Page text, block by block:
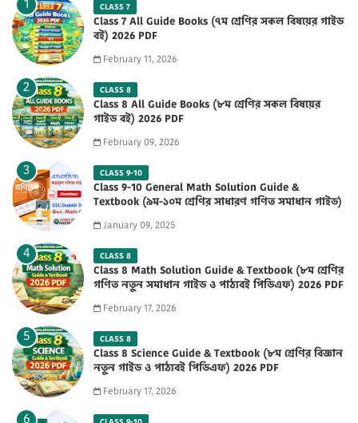
CLASS 7
Class 7 All Guide Books (৭ম শ্রেণির সকল বিষয়ের গাইড
বই) 2026 PDF
February 11, 2026
CLASS 8
Class 8 All Guide Books (৮ম শ্রেণির সকল বিষয়ের
গাইড বই) 2026 PDF
February 09, 2026
CLASS 9-10
Class 9-10 General Math Solution Guide &
Textbook (৯ম-১০ম শ্রেণির সাধারণ গণিত সমাধান গাইড)
January 09, 2025
CLASS 8
Class 8 Math Solution Guide & Textbook (৮ম শ্রেণির
গণিত নতুন সমাধান গাইড ও পাঠ্যবই পিডিএফ) 2026 PDF
February 17, 2026
CLASS 8
Class 8 Science Guide & Textbook (৮ম শ্রেণির বিজ্ঞান
নতুন গাইড ও পাঠ্যবই পিডিএফ) 2026 PDF
February 17, 2026